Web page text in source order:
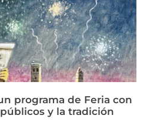
programa de Feria con
y la tradición